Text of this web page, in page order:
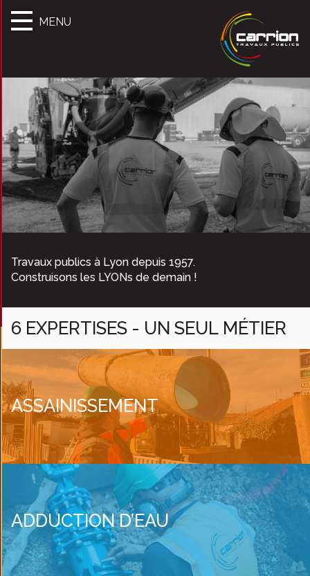
MENU
Travaux publics à Lyon depuis 1957.
Construisons les LYONs de demain !
6 EXPERTISES - UN SEUL MÉTIER
ASSAINISSEMENT
ADDUCTION D’EAU